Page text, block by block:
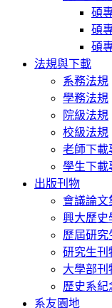
碩
碩
碩
法規與下載
系務法規
學務法規
院級法規
校級法規
老師下載
學生下載
出版刊物
會議論文
興大歷史
歷屆研究
研究生刊
大學部刊
歷史系紀
系友園地